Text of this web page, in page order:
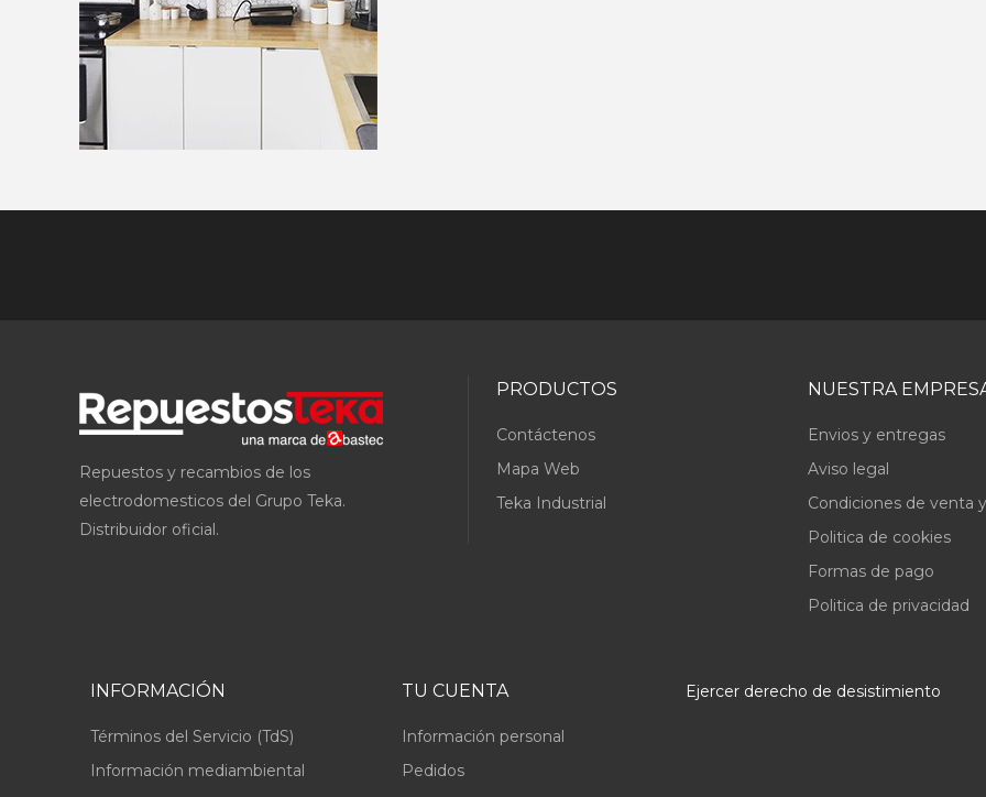
Repuestos y recambios de los
electrodomesticos del Grupo Teka.
Distribuidor oficial.
PRODUCTOS
Contáctenos
Mapa Web
Teka Industrial
NUESTRA
Envios y entregas
Aviso legal
Condiciones de venta
Politica de cookies
Formas de pago
Politica de privacidad
INFORMACIÓN
Términos del Servicio (TdS)
Información mediambiental
TU CUENTA
Información personal
Pedidos
Ejercer derecho de desistimiento